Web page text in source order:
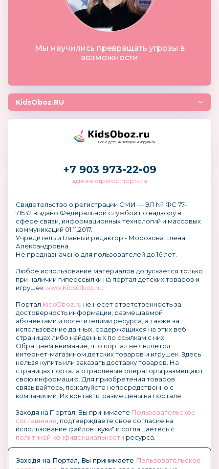
Мы научились превращать угрозы в
возможности
KidsOboz.RU
Всё о детских товарах и игрушках
+7 903 973-22-09
администратор портала
Свидетельство о регистрации СМИ — ЭЛ № ФС 77–
71532 выдано Федеральной службой по надзору в
сфере связи, информационных технологий и массовых
коммуникаций 01.11.2017.
Учредитель и Главный редактор - Морозова Елена
Александровна.
Не предназначено для пользователей до 16 лет.
Любое использование материалов допускается только
при наличии гиперссылки на портал детских товаров и
игрушекwww.KidsOboz.ru
Портал KidsOboz.ru не несет ответственность за
достоверность информации, размещаемой
абонентами и посетителями ресурса, а также за
использование данных, содержащихся на этих веб-
страницах либо найденных по ссылкам с них.
Обращаем внимание, что портал не является
интернет-магазином детских товаров и игрушек. Здесь
нельзя купить или заказать доставку товаров. На
страницах портала отраслевые операторы размещают
свою информацию. Для приобретения товаров
связывайтесь, пожалуйста непосредственно с
компаниями. Их контакты размещены на портале.
Заходя на Портал, Вы принимаете Пользовательское
соглашение , подтверждаете свое согласие на
использование файлов "куки" и соглашаетесь с
политикой конфиденциальности ресурса.
Заходя на Портал, Вы принимаете Пользовательское